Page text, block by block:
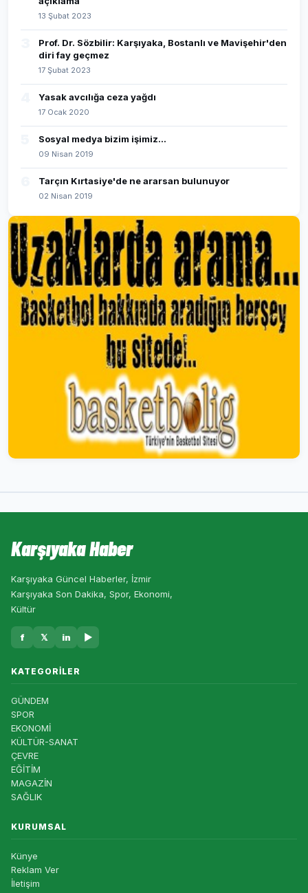
13 Şubat 2023
Prof. Dr. Sözbilir: Karşıyaka, Bostanlı ve Mavişehir'den
diri fay geçmez
17 Şubat 2023
Yasak avcılığa ceza yağdı
17 Ocak 2020
Sosyal medya bizim işimiz...
09 Nisan 2019
Tarçın Kırtasiye'de ne ararsan bulunuyor
02 Nisan 2019
Karşıyaka Haber
Karşıyaka Güncel Haberler, İzmir
Karşıyaka Son Dakika, Spor, Ekonomi,
Kültür
f 𝕏 in ▶
KATEGORILER
GÜNDEM
SPOR
EKONOMİ
KÜLTÜR-SANAT
ÇEVRE
EĞİTİM
MAGAZİN
SAĞLIK
KURUMSAL
Künye
Reklam Ver
İletişim